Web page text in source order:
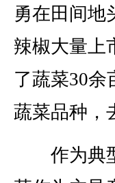
勇在田间地
辣椒大量上
了蔬菜30余
蔬菜品种，
作为典型